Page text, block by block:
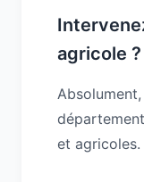
agricole ?
et agricoles.